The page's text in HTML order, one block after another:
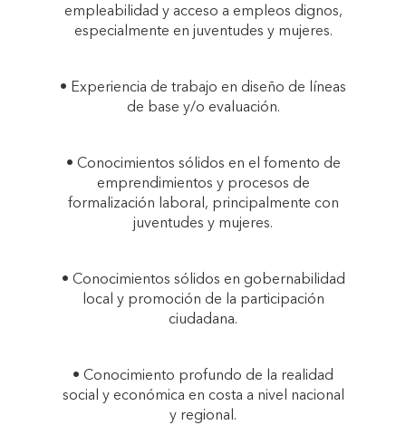
MUJERES DE 3
REGIONES DE LA
RURALES DEL
NORTE DEL PERÚ""
empleabilidad y acceso a empleos dignos,
especialmente en juventudes y mujeres.
• Experiencia de trabajo en diseño de líneas
de base y/o evaluación.
• Conocimientos sólidos en el fomento de
emprendimientos y procesos de
formalización laboral, principalmente con
juventudes y mujeres.
• Conocimientos sólidos en gobernabilidad
local y promoción de la participación
ciudadana.
• Conocimiento profundo de la realidad
social y económica en costa a nivel nacional
y regional.